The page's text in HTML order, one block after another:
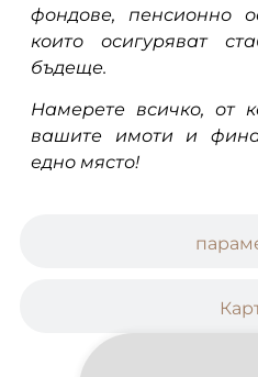
фондове, пенсионно
които осигуряват
бъдеще.
Намерете всичко, от
вашите имоти и
едно място!